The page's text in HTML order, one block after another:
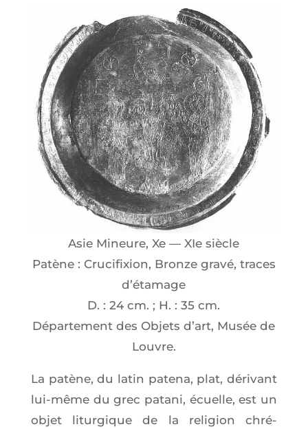
Asie Mineure, Xe — XIe siècle
Patène : Cru­ci­fixion, Bronze gra­vé, traces
d’étamage
D. : 24 cm. ; H. : 35 cm.
Dépar­te­ment des Objets d’art, Musée de
Louvre.
La patène, du latin pate­na, plat, déri­vant
lui-même du grec pata­ni, écuelle, est un
objet litur­gique de la reli­gion chré­